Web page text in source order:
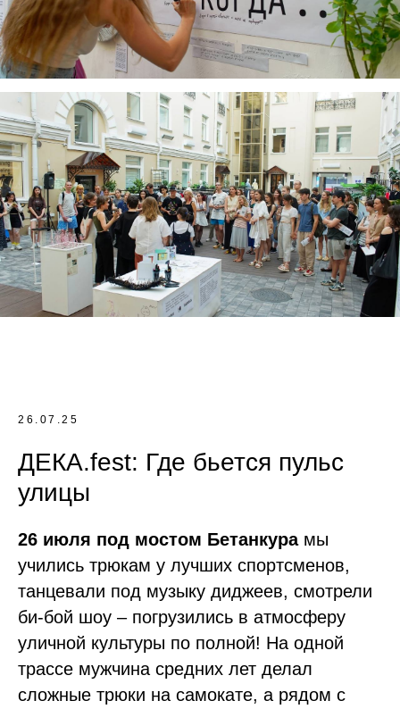
26.07.25
ДЕКА.fest: Где бьется пульс
улицы
26 июля под мостом Бетанкурамы
учились трюкам у лучших спортсменов,
танцевали под музыку диджеев, смотрели
би-бой шоу – погрузились в атмосферу
уличной культуры по полной! На одной
трассе мужчина средних лет делал
сложные трюки на самокате, а рядом с